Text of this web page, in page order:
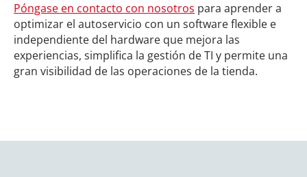
Póngase en contacto con nosotros para aprender a
optimizar el autoservicio con un software flexible e
independiente del hardware que mejora las
experiencias, simplifica la gestión de TI y permite una
gran visibilidad de las operaciones de la tienda.